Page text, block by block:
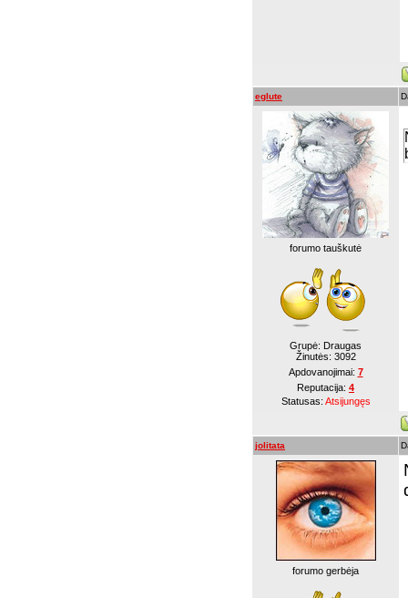
eglute
forumo tauškutė
Grupė: Draugas
Žinutės: 3092
Apdovanojimai: 7
Reputacija: 4
Statusas: Atsijungęs
jolitata
forumo gerbėja